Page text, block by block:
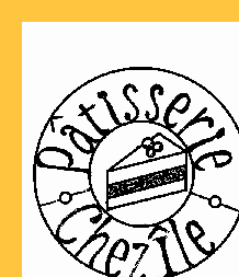
ツ
へ